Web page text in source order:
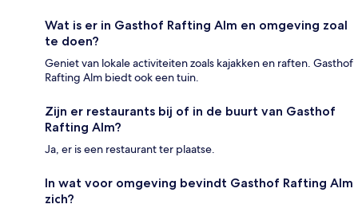
Wat is er in Gasthof Rafting Alm en omgeving zoal
te doen?
Geniet van lokale activiteiten zoals kajakken en raften. Gasthof
Rafting Alm biedt ook een tuin.
Zijn er restaurants bij of in de buurt van Gasthof
Rafting Alm?
Ja, er is een restaurant ter plaatse.
In wat voor omgeving bevindt Gasthof Rafting Alm
zich?